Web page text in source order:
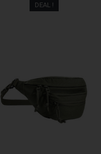
DEAL !